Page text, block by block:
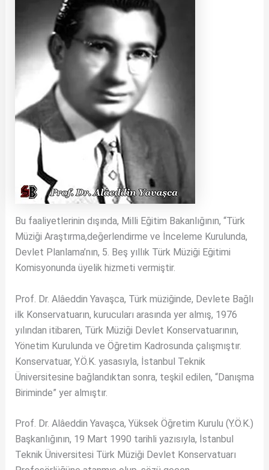
Bu faaliyetlerinin dışında, Milli Eğitim Bakanlığının, “Türk
Müziği Araştırma,değerlendirme ve İnceleme Kurulunda,
Devlet Planlama’nın, 5. Beş yıllık Türk Müziği Eğitimi
Komisyonunda üyelik hizmeti vermiştir.
Prof. Dr. Alâeddin Yavaşca, Türk müziğinde, Devlete Bağlı
ilk Konservatuarın, kurucuları arasında yer almış, 1976
yılından itibaren, Türk Müziği Devlet Konservatuarının,
Yönetim Kurulunda ve Öğretim Kadrosunda çalışmıştır.
Konservatuar, Y.Ö.K. yasasıyla, İstanbul Teknik
Üniversitesine bağlandıktan sonra, teşkil edilen, “Danışma
Biriminde” yer almıştır.
Prof. Dr. Alâeddin Yavaşca, Yüksek Öğretim Kurulu (Y.Ö.K.)
Başkanlığının, 19 Mart 1990 tarihli yazısıyla, İstanbul
Teknik Üniversitesi Türk Müziği Devlet Konservatuarı